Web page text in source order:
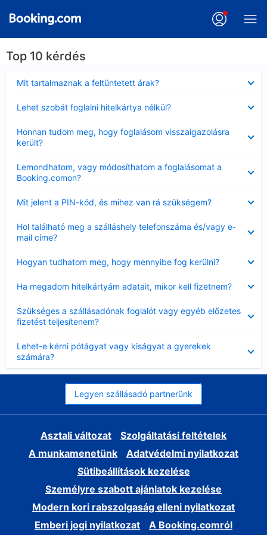
Top 10 kérdés
Mit tartalmaznak a feltüntetett árak?
Lehet szobát foglalni hitelkártya nélkül?
Honnan tudom meg, hogy foglalásom visszaigazolásra
került?
Lemondhatom, vagy módosíthatom a foglalásomat a
Booking.comon?
Mit jelent a PIN-kód, és mihez van rá szükségem?
Hol található meg a szálláshely telefonszáma és/vagy e-
mail címe?
Hogyan tudhatom meg, hogy mennyibe fog kerülni?
Ha megadom hitelkártyám adatait, mikor kell fizetnem?
Szükséges a szállásadónak foglalót vagy egyéb előzetes
fizetést teljesítenem?
Lehet-e kérni pótágyat vagy kiságyat a gyerekek
számára?
Legyen szállásadó partnerünk
Asztali változat
Szolgáltatási feltételek
A munkamenetünk
Adatvédelmi nyilatkozat
Sütibeállítások kezelése
Személyre szabott ajánlatok kezelése
Modern kori rabszolgaság elleni nyilatkozat
Emberi jogi nyilatkozat
A Booking.comról